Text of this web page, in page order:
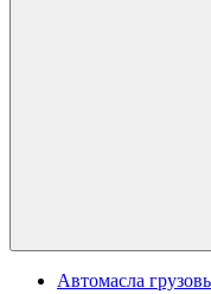
Автомасла